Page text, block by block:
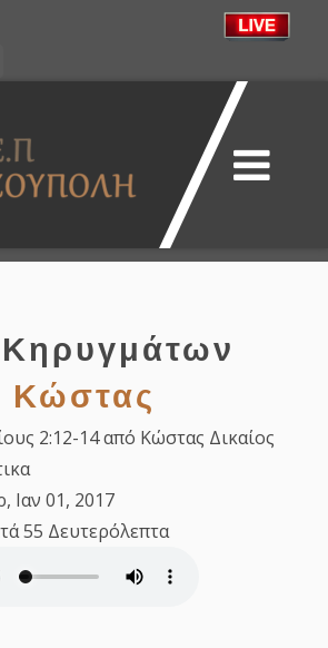
Κώστας
2:12-14 από Κώστας Δικαίος
Ιαν 01, 2017
55 Δευτερόλεπτα